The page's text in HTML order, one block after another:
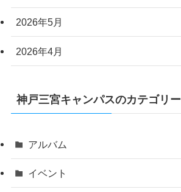
2026年5月
2026年4月
神戸三宮キャンパスのカテゴリー
アルバム
イベント